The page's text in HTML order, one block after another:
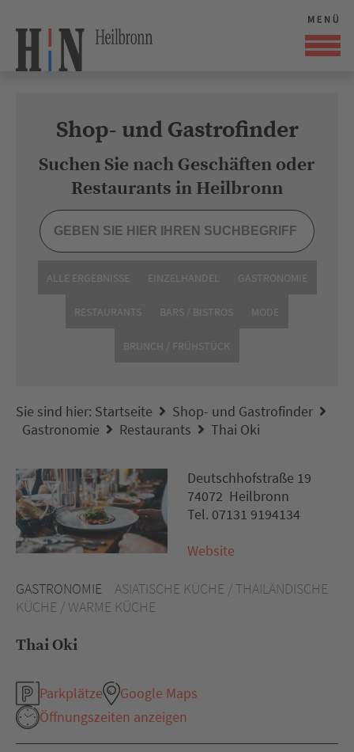
Shop- und Gastrofinder
Suchen Sie nach Geschäften oder
Restaurants in Heilbronn
ALLE ERGEBNISSE EINZELHANDEL GASTRONOMIE
RESTAURANTS BARS / BISTROS MODE
BRUNCH / FRÜHSTÜCK
Sie sind hier: Startseite
Shop- und Gastrofinder
Gastronomie
Restaurants Thai Oki
GASTRONOMIE
ASIATISCHE KÜCHE / THAILÄNDISCHE
KÜCHE / WARME KÜCHE
Thai Oki
Parkplätze
Google Maps
Öffnungszeiten anzeigen
Deutschhofstraße 19
74072 Heilbronn
Tel. 07131 9194134
Website